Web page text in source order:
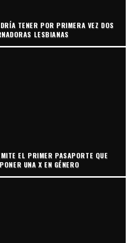
TENER POR PRIMERA VEZ DOS
LESBIANAS
EL PRIMER PASAPORTE QUE
UNA X EN GÉNERO